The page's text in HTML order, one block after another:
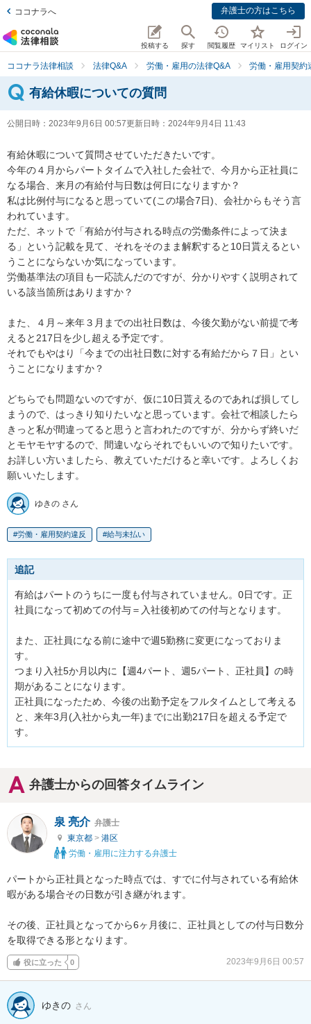
ココナラへ 弁護士の方はこちら
投稿する 探す 閲覧履歴 マイリスト ログイン
ココナラ法律相談 法律Q&A 労働・雇用の法律Q&A 労働・雇用契約
有給休暇についての質問
公開日時： 2023年9月6日 00:57更新日時： 2024年9月4日 11:43
有給休暇について質問させていただきたいです。
今年の４月からパートタイムで入社した会社で、今月から正社員に
なる場合、来月の有給付与日数は何日になりますか？
私は比例付与になると思っていて(この場合7日)、会社からもそう言
われています。
ただ、ネットで「有給が付与される時点の労働条件によって決ま
る」という記載を見て、それをそのまま解釈すると10日貰えるとい
うことにならないか気になっています。
労働基準法の項目も一応読んだのですが、分かりやすく説明されて
いる該当箇所はありますか？
また、４月～来年３月までの出社日数は、今後欠勤がない前提で考
えると217日を少し超える予定です。
それでもやはり「今までの出社日数に対する有給だから７日」とい
うことになりますか？
どちらでも問題ないのですが、仮に10日貰えるのであれば損してし
まうので、はっきり知りたいなと思っています。会社で相談したら
きっと私が間違ってると思うと言われたのですが、分からず終いだ
とモヤモヤするので、間違いならそれでもいいので知りたいです。
お詳しい方いましたら、教えていただけると幸いです。よろしくお
願いいたします。
ゆきの さん
労働・雇用契約違反 給与未払い
追記
有給はパートのうちに一度も付与されていません。0日です。正
社員になって初めての付与＝入社後初めての付与となります。
また、正社員になる前に途中で週5勤務に変更になっておりま
す。
つまり入社5か月以内に【週4パート、週5パート、正社員】の時
期があることになります。
正社員になったため、今後の出勤予定をフルタイムとして考える
と、来年3月(入社から丸一年)までに出勤217日を超える予定で
す。
弁護士からの回答タイムライン
泉 亮介 弁護士
東京都 > 港区
労働・雇用に注力する弁護士
パートから正社員となった時点では、すでに付与されている有給休
暇がある場合その日数が引き継がれます。
その後、正社員となってから6ヶ月後に、正社員としての付与日数分
を取得できる形となります。
役に立った 0 2023年9月6日 00:57
ゆきの さん